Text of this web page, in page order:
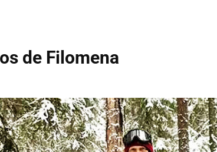
de Filomena